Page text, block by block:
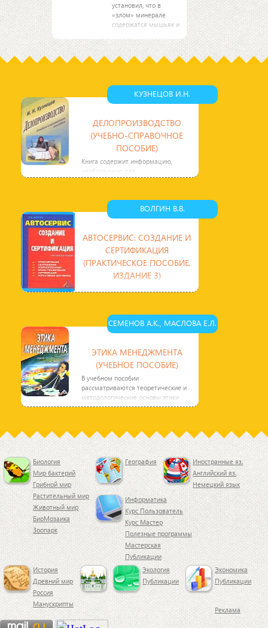
установил, что в
«злом» минерале
содержатся мышьяк и
Брандт выделил его и
сохранил за ним
название «кобальт».
КУЗНЕЦОВ И.Н.
ДЕЛОПРОИЗВОДСТВО
(УЧЕБНО-СПРАВОЧНОЕ
ПОСОБИЕ)
Книга содержит информацию,
необходимую для
делопроизводителей, секретарей, о
ВОЛГИН В.В.
АВТОСЕРВИС: СОЗДАНИЕ И
СЕРТИФИКАЦИЯ
(ПРАКТИЧЕСКОЕ ПОСОБИЕ,
ИЗДАНИЕ 3)
источник профессиональной
информации оСЕМЕНОВ А.К., МАСЛОВА Е.Л.
ЭТИКА МЕНЕДЖМЕНТА
(УЧЕБНОЕ ПОСОБИЕ)
В учебном пособии
рассматриваются теоретические и
методологические основы этики
менеджмента. Освещаются
Биология
Мир бактерий
Грибной мир
Растительный мир
Животный мир
БиоМозаика
Зоопарк
География
Иностранные яз.
Английский яз.
Немецкий язык
Информатика
Курс Пользователь
Курс Мастер
Полезные программы
Мастерская
Публикации
История
Древний мир
Россия
Манускрипты
Экология
Публикации
Экономика
Публикации
Реклама